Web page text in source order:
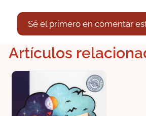
Sé el primero en comentar
Artículos